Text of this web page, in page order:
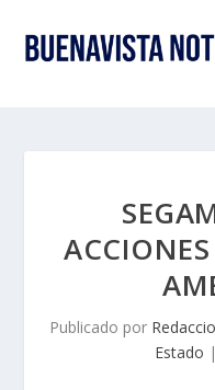
Publicado por
Estado |